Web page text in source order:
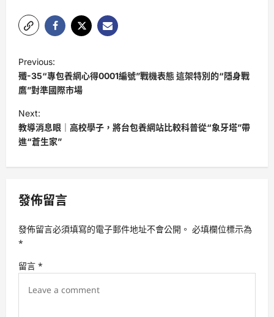
o
s
t
n
a
v
g
a
t
i
Previous:
殲-35“專包養網心得0001編號”戰機表態 這架特別的“隱身戰
鷹”對準國際市場
Next:
教導消息眼｜高校學子，將台包養網站比較科普從“象牙塔”帶
進“蒼生家”
發佈留言
發佈留言必須填寫的電子郵件地址不會公開。 必填欄位標示為
*
留言 *